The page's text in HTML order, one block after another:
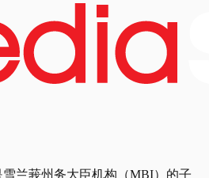
雪兰莪州务大臣机构（MBI）的子